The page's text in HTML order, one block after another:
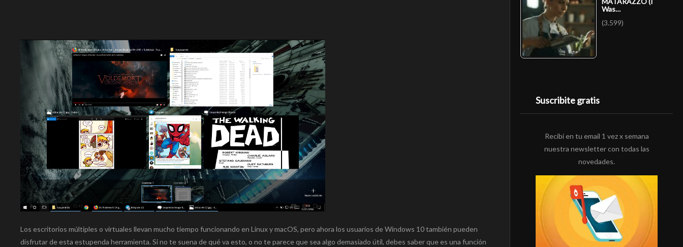
Los escritorios múltiples o virtuales llevan mucho tiempo funcionando en Linux y macOS, pero ahora los usuarios de Windows 10 también pueden
disfrutar de esta estupenda herramienta. Si no te suena de qué va esto, o no te parece que sea algo demasiado útil, debes saber que es una función
Was…
(3.599)
Suscribite gratis
Recibí en tu email 1 vez x semana
nuestra newsletter con todas las
novedades.